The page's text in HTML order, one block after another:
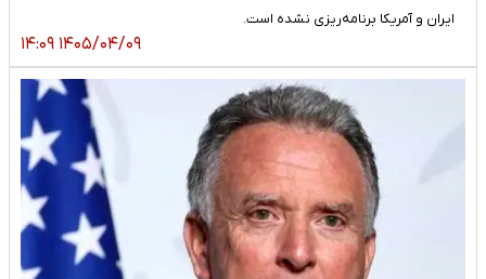
ایران و آمریکا برنامه‌ریزی نشده است.
۱۴۰۵/۰۴/۰۹ ۱۴:۰۹